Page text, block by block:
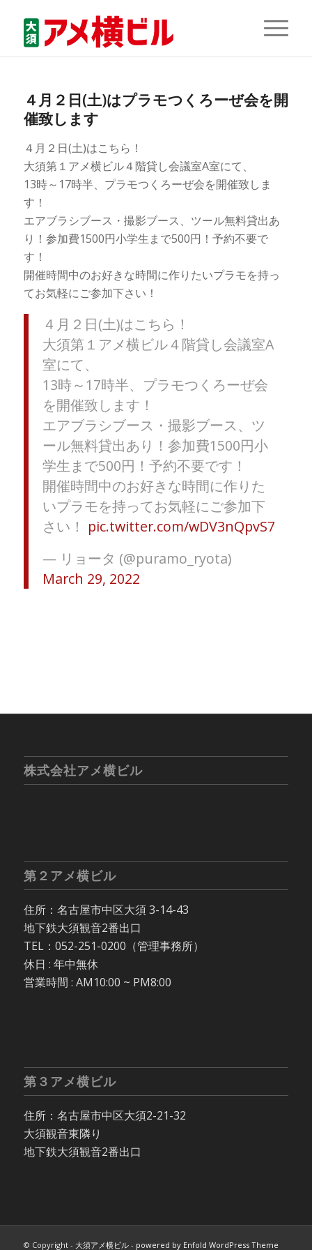
４月２日(土)はプラモつくろーぜ会を開
催致します
４月２日(土)はこちら！
大須第１アメ横ビル４階貸し会議室A室にて、
13時～17時半、プラモつくろーぜ会を開催致しま
す！
エアブラシブース・撮影ブース、ツール無料貸出あ
り！参加費1500円小学生まで500円！予約不要で
す！
開催時間中のお好きな時間に作りたいプラモを持っ
てお気軽にご参加下さい！
４月２日(土)はこちら！
大須第１アメ横ビル４階貸し会議室A
室にて、
13時～17時半、プラモつくろーぜ会
を開催致します！
エアブラシブース・撮影ブース、ツ
ール無料貸出あり！参加費1500円小
学生まで500円！予約不要です！
開催時間中のお好きな時間に作りた
いプラモを持ってお気軽にご参加下
さい！ pic.twitter.com/wDV3nQpvS7
— リョータ (@puramo_ryota)
March 29, 2022
株式会社アメ横ビル
第２アメ横ビル
住所：名古屋市中区大須 3-14-43
地下鉄大須観音2番出口
TEL：052-251-0200（管理事務所）
休日 : 年中無休
営業時間 : AM10:00 ~ PM8:00
第３アメ横ビル
住所：名古屋市中区大須2-21-32
大須観音東隣り
地下鉄大須観音2番出口
© Copyright - 大須アメ横ビル- powered by Enfold WordPress Theme